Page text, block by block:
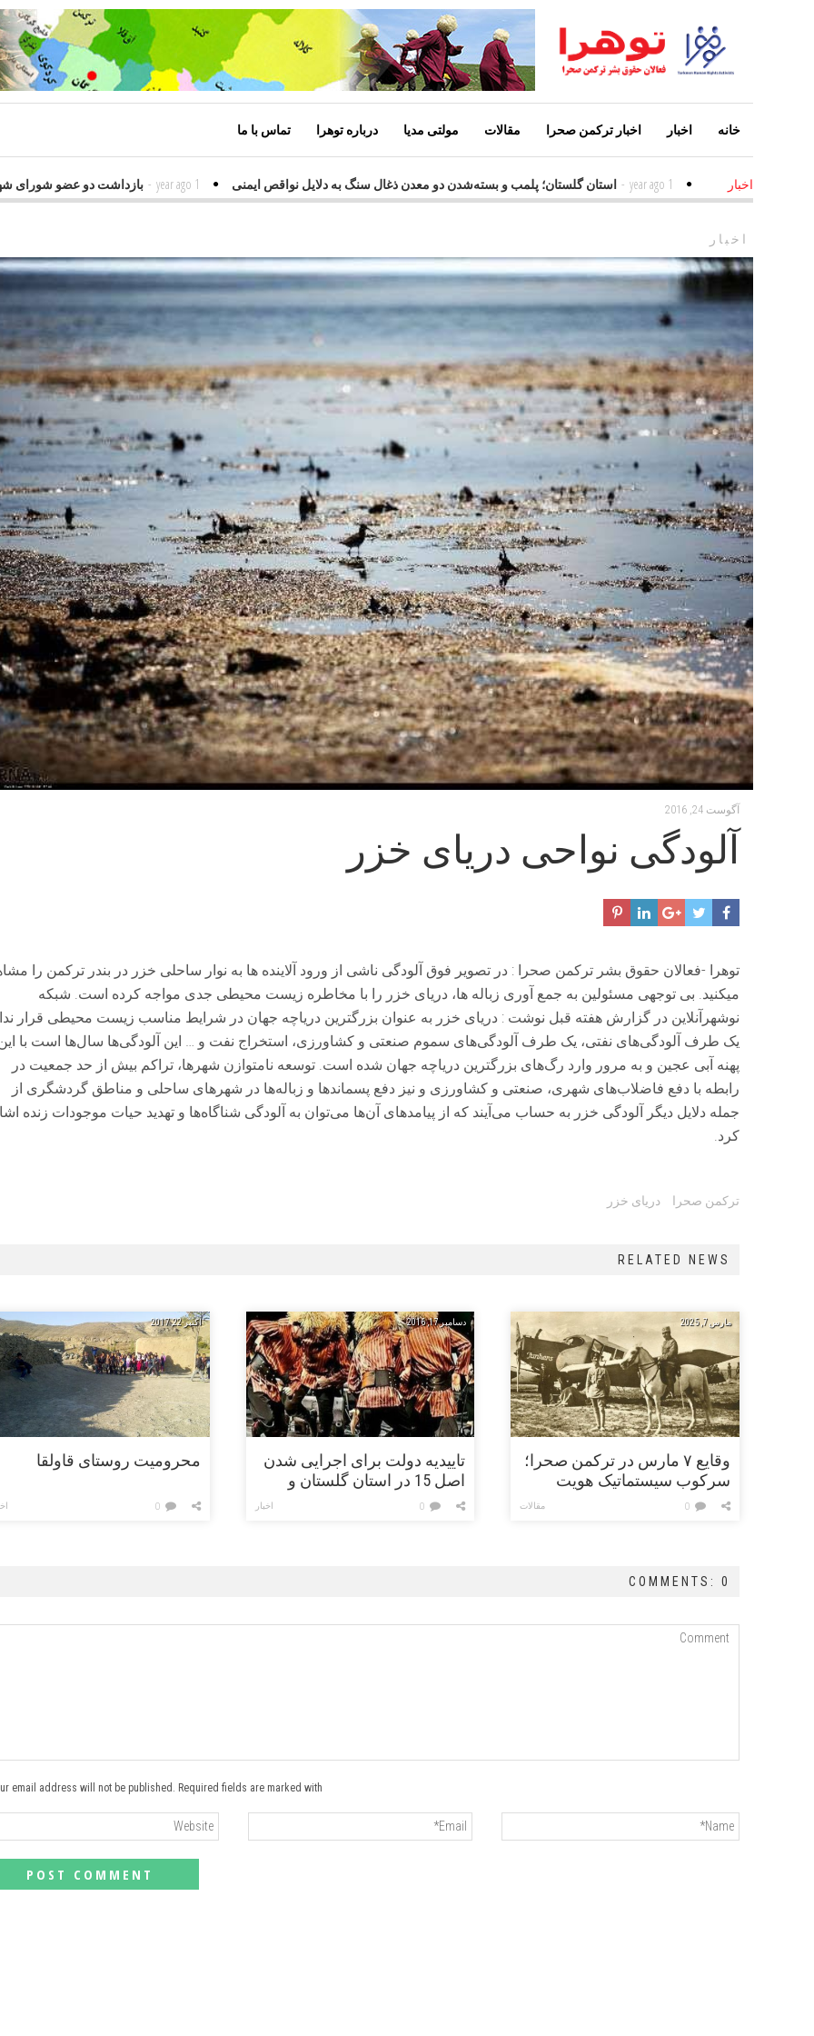
خانه اخبار اخبار ترکمن صحرا مقالات مولتی مدیا درباره توهرا تماس با ما
اخبار
عامل افزایش معلولین 1 year ago
- استان گلستان؛ پلمب و بسته‌شدن دو معدن ذغال سنگ به دلایل نواقص ایمنی 1 year ago
- بازداشت دو عضو
اخبار
آگوست 24, 2016
آلودگی نواحی دریای خزر
توهرا -فعالان حقوق بشر ترکمن صحرا : در تصویر فوق آلودگی ناشی از ورود آلاینده ها به نوار ساحلی خزر در بندر ترکمن را
میکنید. بی توجهی مسئولین به جمع آوری زباله ها، دریای خزر را با مخاطره زیست محیطی جدی مواجه کرده است. شبکه
نوشهرآنلاین در گزارش هفته قبل نوشت : دریای خزر به عنوان بزرگترین دریاچه جهان در شرایط مناسب زیست محیطی قرار
یک طرف آلودگی‌های نفتی‌، یک طرف آلودگی‌های سموم صنعتی و کشاورزی، استخراج نفت و … این آلودگی‌ها سال‌ها‌ است با
پهنه آبی عجین و به مرور وارد رگ‌های بزرگترین دریاچه جهان شده است. توسعه نامتوازن شهرها، تراکم بیش از حد جمعیت در
رابطه با دفع فاضلاب‌های شهری، صنعتی و کشاورزی و نیز دفع پسماند‌ها و زباله‌ها در شهرهای ساحلی و مناطق گردشگری از
جمله دلایل دیگر آلودگی خزر به حساب می‌آیند که از پیامدهای آن‌ها می‌توان به آلودگی شناگاه‌ها و تهدید حیات موجودات زنده
کرد.
Tags:
ترکمن صحرا دریای خزر
RELATED NEWS
مارس 7, 2025
وقایع ۷ مارس در ترکمن صحرا؛
سرکوب سیستماتیک هویت
ترکمن‌ها در دوران پهلوی اول مقالات 0
دسامبر 17, 2016
تاییدیه دولت برای اجرایی شدن
اصل 15 در استان گلستان و
خراسان شمالی
اخبار 0
اکتبر 22, 2017
محرومیت روستای قاولقا
0
COMMENTS: 0
email address will not be published. Required fields are marked with *